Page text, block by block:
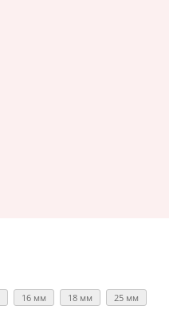
16 мм 18 мм 25 мм